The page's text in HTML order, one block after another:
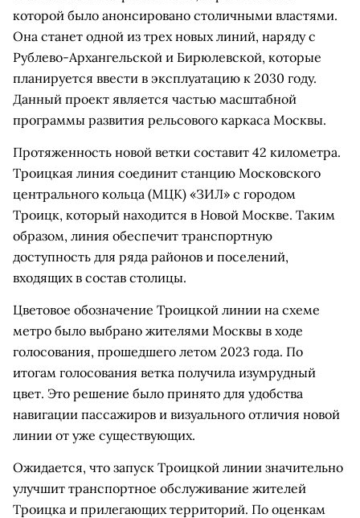
которой было анонсировано столичными властями.
Она станет одной из трех новых линий, наряду с
Рублево-Архангельской и Бирюлевской, которые
планируется ввести в эксплуатацию к 2030 году.
Данный проект является частью масштабной
программы развития рельсового каркаса Москвы.
Протяженность новой ветки составит 42 километра.
Троицкая линия соединит станцию Московского
центрального кольца (МЦК) «ЗИЛ» с городом
Троицк, который находится в Новой Москве. Таким
образом, линия обеспечит транспортную
доступность для ряда районов и поселений,
входящих в состав столицы.
Цветовое обозначение Троицкой линии на схеме
метро было выбрано жителями Москвы в ходе
голосования, прошедшего летом 2023 года. По
итогам голосования ветка получила изумрудный
цвет. Это решение было принято для удобства
навигации пассажиров и визуального отличия новой
линии от уже существующих.
Ожидается, что запуск Троицкой линии значительно
улучшит транспортное обслуживание жителей
Троицка и прилегающих территорий. По оценкам